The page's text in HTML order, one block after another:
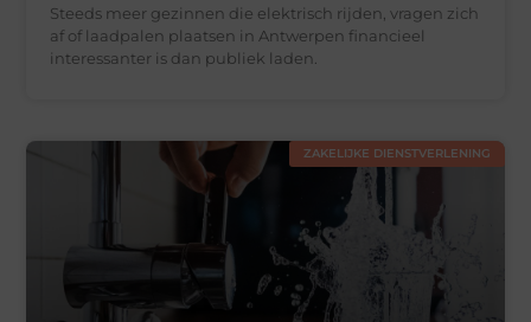
Steeds meer gezinnen die elektrisch rijden, vragen zich
af of laadpalen plaatsen in Antwerpen financieel
interessanter is dan publiek laden.
ZAKELIJKE DIENSTVERLENING